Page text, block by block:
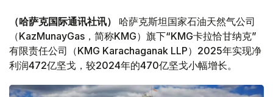
（哈萨克国际通讯社讯）
哈萨克斯坦国家石油天然气公司
（KazMunayGas，简称KMG）旗下“KMG卡拉恰甘纳克”
有限责任公司（KMG Karachaganak LLP）2025年实现净
利润472亿坚戈，较2024年的470亿坚戈小幅增长。